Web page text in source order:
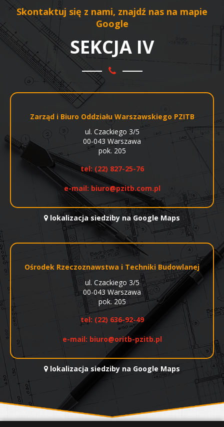
Skontaktuj się z nami, znajdź nas na mapie
Google
SEKCJA IV
Zarząd i Biuro Oddziału Warszawskiego PZITB
ul. Czackiego 3/5
00-043 Warszawa
pok. 205
tel: (22) 827-25-76
e-mail: biuro@pzitb.com.pl
lokalizacja siedziby na Google Maps
Ośrodek Rzeczoznawstwa i Techniki Budowlanej
ul. Czackiego 3/5
00-043 Warszawa
pok. 205
tel: (22) 636-92-49
e-mail: biuro@oritb-pzitb.pl
lokalizacja siedziby na Google Maps